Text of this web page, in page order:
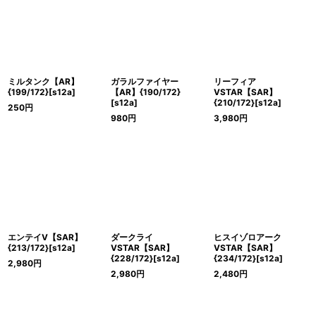
ミルタンク【AR】
{199/172}[s12a]
250円
ガラルファイヤー
【AR】{190/172}
[s12a]
980円
リーフィア
VSTAR【SAR】
{210/172}[s12a]
3,980円
エンテイV【SAR】
{213/172}[s12a]
2,980円
ダークライ
VSTAR【SAR】
{228/172}[s12a]
2,980円
ヒスイゾロアーク
VSTAR【SAR】
{234/172}[s12a]
2,480円